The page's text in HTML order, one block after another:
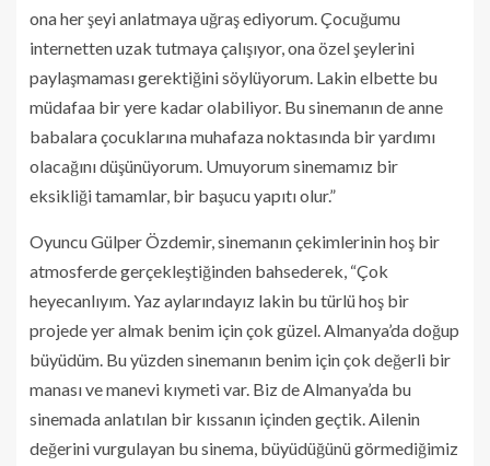
ona her şeyi anlatmaya uğraş ediyorum. Çocuğumu
internetten uzak tutmaya çalışıyor, ona özel şeylerini
paylaşmaması gerektiğini söylüyorum. Lakin elbette bu
müdafaa bir yere kadar olabiliyor. Bu sinemanın de anne
babalara çocuklarına muhafaza noktasında bir yardımı
olacağını düşünüyorum. Umuyorum sinemamız bir
eksikliği tamamlar, bir başucu yapıtı olur.”
Oyuncu Gülper Özdemir, sinemanın çekimlerinin hoş bir
atmosferde gerçekleştiğinden bahsederek, “Çok
heyecanlıyım. Yaz aylarındayız lakin bu türlü hoş bir
projede yer almak benim için çok güzel. Almanya’da doğup
büyüdüm. Bu yüzden sinemanın benim için çok değerli bir
manası ve manevi kıymeti var. Biz de Almanya’da bu
sinemada anlatılan bir kıssanın içinden geçtik. Ailenin
değerini vurgulayan bu sinema, büyüdüğünü görmediğimiz